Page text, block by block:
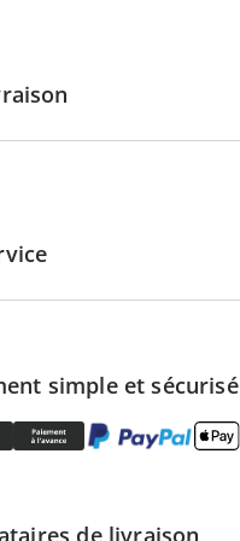
simple et sécurisé
de livraison